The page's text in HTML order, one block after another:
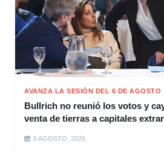
AVANZA LA SESIÓN DEL 6 DE AGOSTO
Bullrich no reunió los votos y
venta de tierras a capitales
5 AGOSTO, 2026